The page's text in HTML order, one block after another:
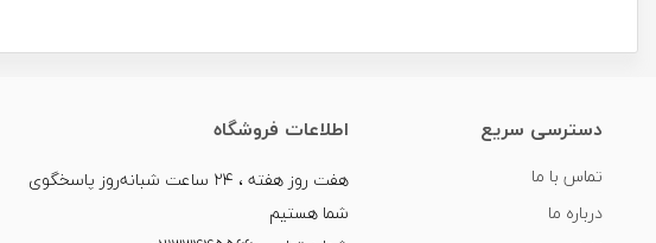
دسترسی سریع
تماس با ما
درباره ما
اطلاعات فروشگاه
هفت روز هفته ، ۲۴ ساعت شبانه‌روز پاسخگوی
شما هستیم